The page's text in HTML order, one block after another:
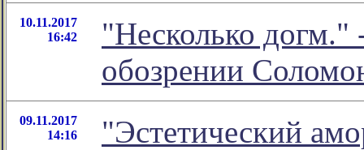
10.11.2017
16:42
"Несколько догм."
обозрении
09.11.2017
14:16
"Эстетический